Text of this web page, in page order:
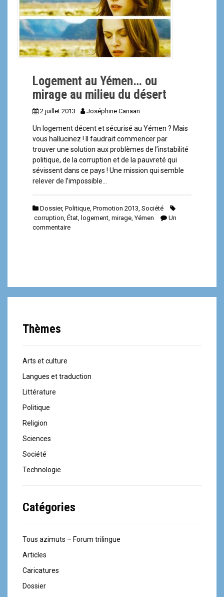
Logement au Yémen… ou
mirage au milieu du désert
2 juillet 2013 Joséphine Canaan
Un logement décent et sécurisé au Yémen ? Mais
vous hallucinez ! Il faudrait commencer par
trouver une solution aux problèmes de l’instabilité
politique, de la corruption et de la pauvreté qui
sévissent dans ce pays ! Une mission qui semble
relever de l’impossible…
Dossier, Politique, Promotion 2013, Société
corruption, État, logement, mirage,Yémen
Un
commentaire
Thèmes
Arts et culture
Langues et traduction
Littérature
Politique
Religion
Sciences
Société
Technologie
Catégories
Tous azimuts – Forum trilingue
Articles
Caricatures
Dossier